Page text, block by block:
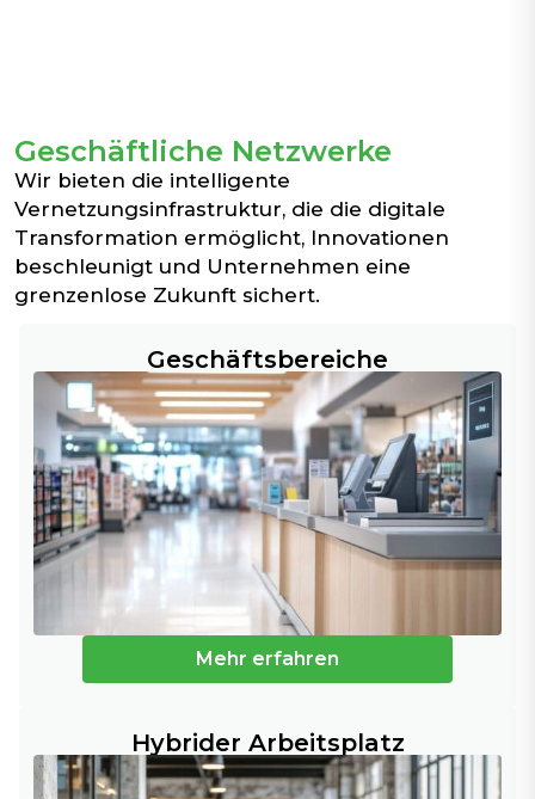
Geschäftliche Netzwerke
Wir bieten die intelligente
Vernetzungsinfrastruktur, die die digitale
Transformation ermöglicht, Innovationen
beschleunigt und Unternehmen eine
grenzenlose Zukunft sichert.
Geschäftsbereiche
Mehr erfahren
Hybrider Arbeitsplatz